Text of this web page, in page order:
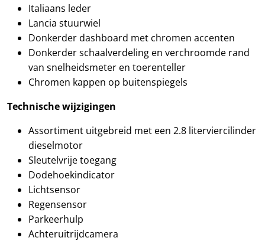
Italiaans leder
Lancia stuurwiel
Donkerder dashboard met chromen accenten
Donkerder schaalverdeling en verchroomde rand
van snelheidsmeter en toerenteller
Chromen kappen op buitenspiegels
Technische wijzigingen
Assortiment uitgebreid met een 2.8 literviercilinder
dieselmotor
Sleutelvrije toegang
Dodehoekindicator
Lichtsensor
Regensensor
Parkeerhulp
Achteruitrijdcamera